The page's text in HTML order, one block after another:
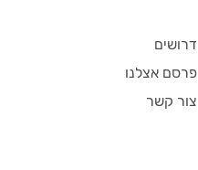
דרושים
פרסם אצלנו
צור קשר